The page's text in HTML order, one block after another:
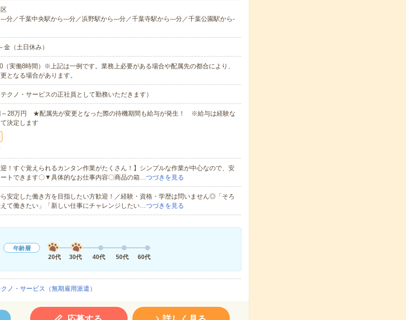
分／千葉中央駅から---分／浜野駅から---分／千葉寺駅から---分／千葉公園駅から-
金（土日休み）
（実働8時間）※上記は一例です。業務上必要がある場合や配属先の都合により、
となる場合があります。
クノ・サービスの正社員として勤務いただきます）
～28万円 ★配属先が変更となった際の待機期間も給与が発生！ ※給与は経験な
決定します
迎！すぐ覚えられるカンタン作業がたくさん！】シンプルな作業が中心なので、安
トできます〇▼具体的なお仕事内容〇商品の箱…つづきを見る
安定した働き方を目指したい方歓迎！／経験・資格・学歴は問いません◎「そろ
て働きたい」「新しい仕事にチャレンジしたい…つづきを見る
年齢層
20代
30代 40代 50代 60代
ノ・サービス（無期雇用派遣）